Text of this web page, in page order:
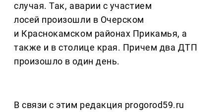
случая. Так, аварии с участием
лосей произошли в Очерском
и Краснокамском районах Прикамья, а
также и в столице края. Причем два ДТП
произошло в один день.
В связи с этим редакция progorod59.ru